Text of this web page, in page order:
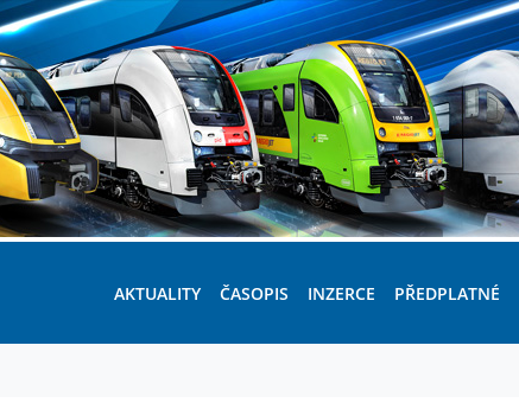
AKTUALITY ČASOPIS INZERCE PŘEDPLATNÉ